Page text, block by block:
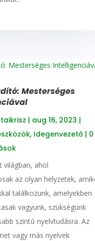
Mesterséges
| aug 16, 2023 |
, Idegenvezető| 0
világban, ahol
az olyan helyzetek,
találkozunk, amelyekben
vagyunk, szükségünk
szintű nyelvtudásra. Az
vagy más nyelvek